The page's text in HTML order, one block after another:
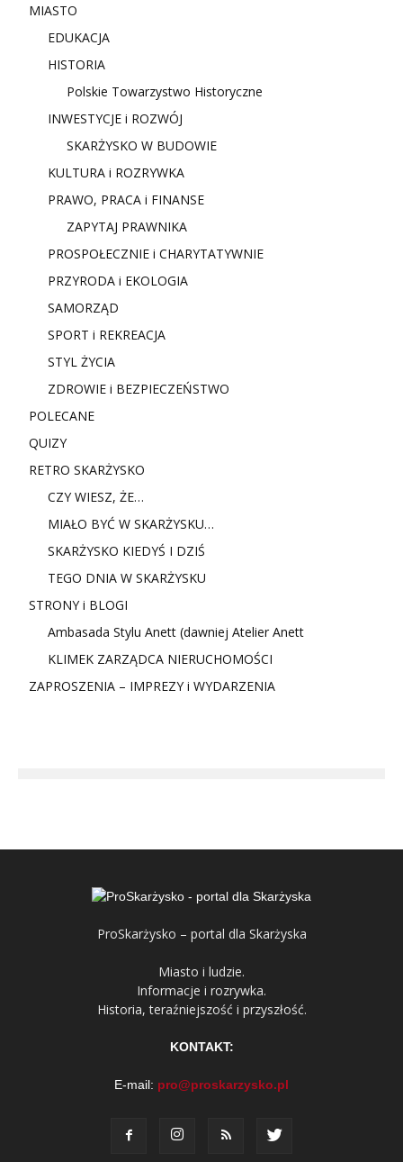
MIASTO
EDUKACJA
HISTORIA
Polskie Towarzystwo Historyczne
INWESTYCJE i ROZWÓJ
SKARŻYSKO W BUDOWIE
KULTURA i ROZRYWKA
PRAWO, PRACA i FINANSE
ZAPYTAJ PRAWNIKA
PROSPOŁECZNIE i CHARYTATYWNIE
PRZYRODA i EKOLOGIA
SAMORZĄD
SPORT i REKREACJA
STYL ŻYCIA
ZDROWIE i BEZPIECZEŃSTWO
POLECANE
QUIZY
RETRO SKARŻYSKO
CZY WIESZ, ŻE…
MIAŁO BYĆ W SKARŻYSKU…
SKARŻYSKO KIEDYŚ I DZIŚ
TEGO DNIA W SKARŻYSKU
STRONY i BLOGI
Ambasada Stylu Anett (dawniej Atelier Anett
KLIMEK ZARZĄDCA NIERUCHOMOŚCI
ZAPROSZENIA – IMPREZY i WYDARZENIA
ProSkarżysko – portal dla Skarżyska
Miasto i ludzie.
Informacje i rozrywka.
Historia, teraźniejszość i przyszłość.
KONTAKT:
E-mail: pro@proskarzysko.pl